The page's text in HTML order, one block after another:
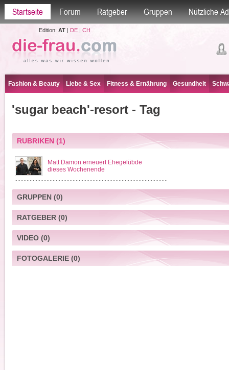
Startseite Forum Ratgeber Gruppen Nützliche
Edition: AT| DE| CH
Fashion & Beauty Liebe & Sex Fitness & Ernährung Gesundheit
'sugar beach'-resort - Tag
RUBRIKEN(1)
Matt Damon erneuert Ehegelübde
dieses Wochenende
GRUPPEN(0)
RATGEBER(0)
VIDEO(0)
FOTOGALERIE(0)